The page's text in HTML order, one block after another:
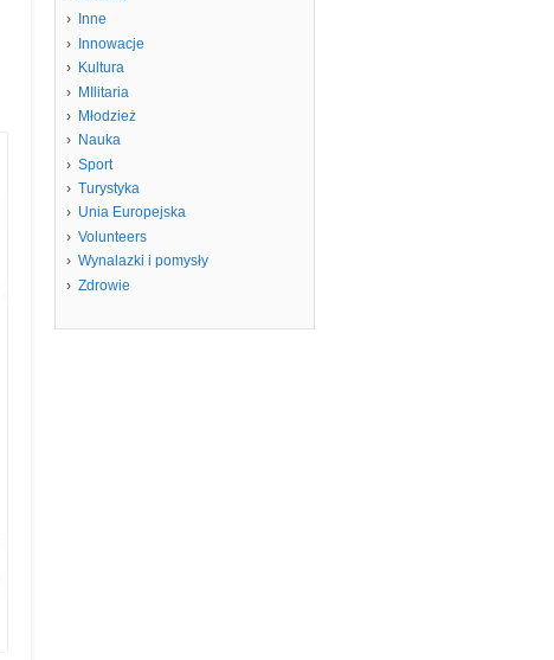
Inne
Innowacje
Kultura
MIlitaria
Młodzież
Nauka
Sport
Turystyka
Unia Europejska
Volunteers
Wynalazki i pomysły
Zdrowie